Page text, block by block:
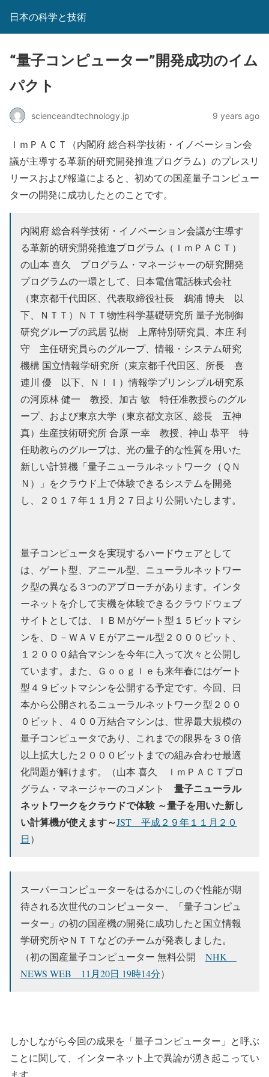
日本の科学と技術
“量子コンピューター”開発成功のイム
パクト
scienceandtechnology.jp 9 years ago
ＩｍＰＡＣＴ（内閣府 総合科学技術・イノベーション会
議が主導する革新的研究開発推進プログラム）のプレスリ
リースおよび報道によると、初めての国産量子コンピュー
ターの開発に成功したとのことです。
内閣府 総合科学技術・イノベーション会議が主導す
る革新的研究開発推進プログラム（ＩｍＰＡＣＴ）
の山本 喜久 プログラム・マネージャーの研究開発
プログラムの一環として、日本電信電話株式会社
（東京都千代田区、代表取締役社長 鵜浦 博夫 以
下、ＮＴＴ）ＮＴＴ物性科学基礎研究所 量子光制御
研究グループの武居 弘樹 上席特別研究員、本庄 利
守 主任研究員らのグループ、情報・システム研究
機構 国立情報学研究所（東京都千代田区、所長 喜
連川 優 以下、ＮＩＩ）情報学プリンシプル研究系
の河原林 健一 教授、加古 敏 特任准教授らのグル
ープ、および東京大学（東京都文京区、総長 五神
真）生産技術研究所 合原 一幸 教授、神山 恭平 特
任助教らのグループは、光の量子的な性質を用いた
新しい計算機「量子ニューラルネットワーク（ＱＮ
Ｎ）」をクラウド上で体験できるシステムを開発
し、２０１７年１１月２７日より公開いたします。
量子コンピュータを実現するハードウェアとして
は、ゲート型、アニール型、ニューラルネットワー
ク型の異なる３つのアプローチがあります。インタ
ーネットを介して実機を体験できるクラウドウェブ
サイトとしては、ＩＢＭがゲート型１５ビットマシ
ンを、Ｄ－ＷＡＶＥがアニール型２０００ビット、
１２０００結合マシンを今年に入って次々と公開し
ています。また、Ｇｏｏｇｌｅも来年春にはゲート
型４９ビットマシンを公開する予定です。今回、日
本から公開されるニューラルネットワーク型２００
０ビット、４００万結合マシンは、世界最大規模の
量子コンピュータであり、これまでの限界を３０倍
以上拡大した２０００ビットまでの組み合わせ最適
化問題が解けます。（山本 喜久 ＩｍＰＡＣＴプロ
グラム・マネージャーのコメント 量子ニューラル
ネットワークをクラウドで体験 ～量子を用いた新し
い計算機が使えます～JST 平成２９年１１月２０
日）
スーパーコンピューターをはるかにしのぐ性能が期
待される次世代のコンピューター、「量子コンピュ
ーター」の初の国産機の開発に成功したと国立情報
学研究所やＮＴＴなどのチームが発表しました。
（初の国産量子コンピューター 無料公開 NHK
NEWS WEB 11月20日 19時14分）
しかしながら今回の成果を「量子コンピューター」と呼ぶ
ことに関して、インターネット上で異論が湧き起こってい
ます。